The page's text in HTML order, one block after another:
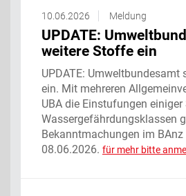
10.06.2026 Meldung
UPDATE:
weitere Stoffe ein
UPDATE:
ein. Mit mehreren
UBA die Einstufungen
Wassergefährdungsklassen
Bekanntmachungen im
08.06.2026. für mehr bitte